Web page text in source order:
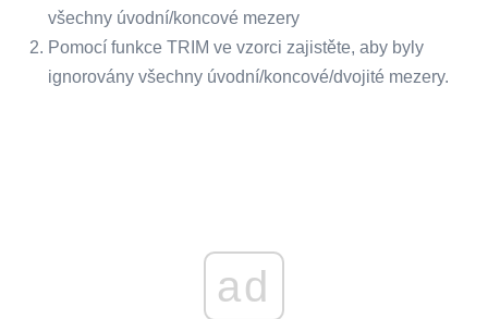
všechny úvodní/koncové mezery
Pomocí funkce TRIM ve vzorci zajistěte, aby byly
ignorovány všechny úvodní/koncové/dvojité mezery.
ad